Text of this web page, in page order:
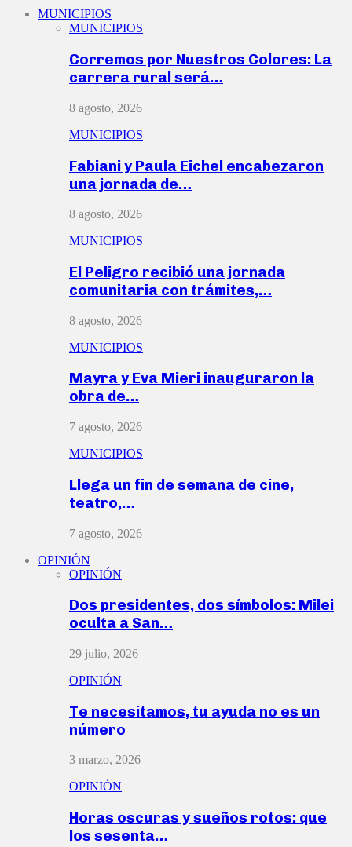
MUNICIPIOS
MUNICIPIOS
Corremos por Nuestros Colores: La
carrera rural será…
8 agosto, 2026
MUNICIPIOS
Fabiani y Paula Eichel encabezaron
una jornada de…
8 agosto, 2026
MUNICIPIOS
El Peligro recibió una jornada
comunitaria con trámites,…
8 agosto, 2026
MUNICIPIOS
Mayra y Eva Mieri inauguraron la
obra de…
7 agosto, 2026
MUNICIPIOS
Llega un fin de semana de cine,
teatro,…
7 agosto, 2026
OPINIÓN
OPINIÓN
Dos presidentes, dos símbolos: Milei
oculta a San…
29 julio, 2026
OPINIÓN
Te necesitamos, tu ayuda no es un
número
3 marzo, 2026
OPINIÓN
Horas oscuras y sueños rotos: que
los sesenta…